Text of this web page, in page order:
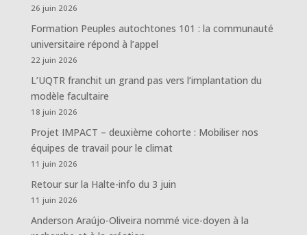
26 juin 2026
Formation Peuples autochtones 101 : la communauté
universitaire répond à l’appel
22 juin 2026
L’UQTR franchit un grand pas vers l’implantation du
modèle facultaire
18 juin 2026
Projet IMPACT – deuxième cohorte : Mobiliser nos
équipes de travail pour le climat
11 juin 2026
Retour sur la Halte-info du 3 juin
11 juin 2026
Anderson Araújo-Oliveira nommé vice-doyen à la